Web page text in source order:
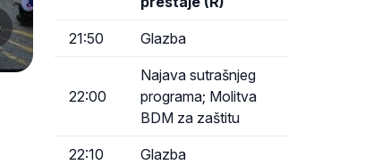
21:50 Glazba
22:00
Najava sutrašnjeg
programa; Molitva
BDM za zaštitu
22:10 Glazba